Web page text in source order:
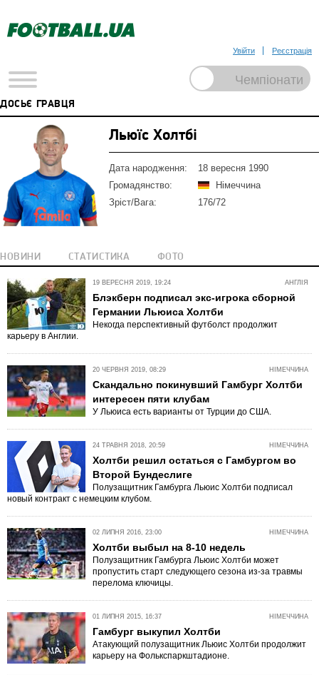
Увійти Реєстрація
ДОСЬЄ ГРАВЦЯ
Льюїс Холтбі
Дата народження:
18 вересня 1990
Громадянство:
Німеччина
Зріст/Вага:
176/72
НОВИНИ СТАТИСТИКА ФОТО
АНГЛІЯ
19 ВЕРЕСНЯ 2019, 19:24
Блэкберн подписал экс-игрока сборной
Германии Льюиса Холтби
Некогда перспективный футболст продолжит
карьеру в Англии.
НІМЕЧЧИНА
20 ЧЕРВНЯ 2019, 08:29
Скандально покинувший Гамбург Холтби
интересен пяти клубам
У Льюиса есть варианты от Турции до США.
НІМЕЧЧИНА
24 ТРАВНЯ 2018, 20:59
Холтби решил остаться с Гамбургом во
Второй Бундеслиге
Полузащитник Гамбурга Льюис Холтби подписал
новый контракт с немецким клубом.
НІМЕЧЧИНА
02 ЛИПНЯ 2016, 23:00
Холтби выбыл на 8-10 недель
Полузащитник Гамбурга Льюис Холтби может
пропустить старт следующего сезона из-за травмы
перелома ключицы.
НІМЕЧЧИНА
01 ЛИПНЯ 2015, 16:37
Гамбург выкупил Холтби
Атакующий полузащитник Льюис Холтби продолжит
карьеру на Фолькспаркштадионе.